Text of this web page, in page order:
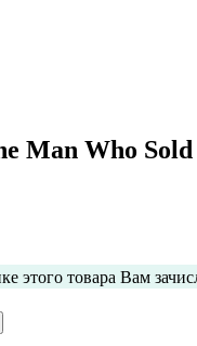
Man Who
этого товара Вам